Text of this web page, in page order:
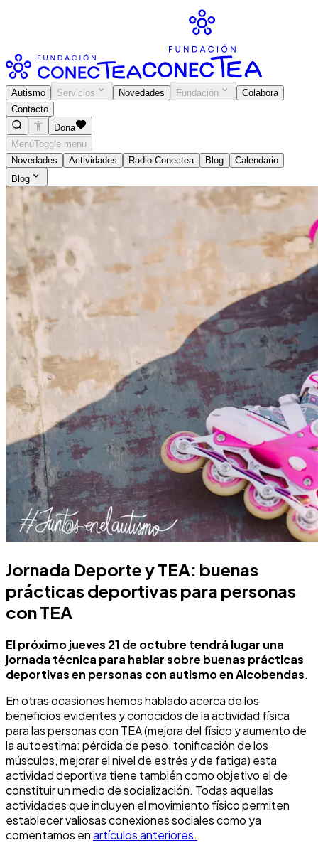
Autismo Servicios Novedades Fundación
Colabora
Contacto
Dona
MenúToggle menu
Novedades
Actividades Radio Conectea Blog
Calendario
Blog
Jornada Deporte y TEA: buenas
prácticas deportivas para personas
con TEA
El próximo jueves 21 de octubre tendrá lugar una
jornada técnica para hablar sobre buenas prácticas
deportivas en personas con autismo en Alcobendas.
En otras ocasiones hemos hablado acerca de los
beneficios evidentes y conocidos de la actividad física
para las personas con TEA (mejora del físico y aumento de
la autoestima: pérdida de peso, tonificación de los
músculos, mejorar el nivel de estrés y de fatiga) esta
actividad deportiva tiene también como objetivo el de
constituir un medio de socialización. Todas aquellas
actividades que incluyen el movimiento físico permiten
establecer valiosas conexiones sociales como ya
comentamos enartículos anteriores.